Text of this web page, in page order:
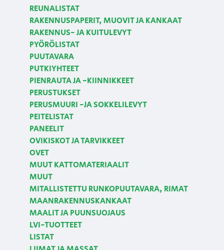
REUNALISTAT
RAKENNUSPAPERIT, MUOVIT JA KANKAAT
RAKENNUS- JA KUITULEVYT
PYÖRÖLISTAT
PUUTAVARA
PUTKIYHTEET
PIENRAUTA JA -KIINNIKKEET
PERUSTUKSET
PERUSMUURI -JA SOKKELILEVYT
PEITELISTAT
PANEELIT
OVIKISKOT JA TARVIKKEET
OVET
MUUT KATTOMATERIAALIT
MUUT
MITALLISTETTU RUNKOPUUTAVARA, RIMAT
MAANRAKENNUSKANKAAT
MAALIT JA PUUNSUOJAUS
LVI-TUOTTEET
LISTAT